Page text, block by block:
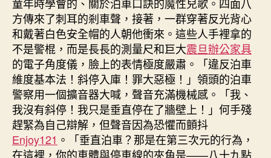
方傳來了刺耳的剎車聲，接著，一群穿著反光背心
和戴著白色安全帽的人朝他衝來。這些人手裡拿的
不是警棍，而是長長的測量尺和巨大震旦辦公家具
的電子角度儀，臉上的表情極度嚴肅。「違反泊車
維度基本法！斜停入庫！罪大惡極！」領頭的泊車
警察用一個擴音器大喊，聲音充滿機械感。「我、
我沒有斜停！我只是垂直停在了牆壁上！」何手殘
趕緊為自己辯解，但聲音因為恐懼而顫抖
Enjoy121 。「垂直泊車？那是在第三次元的行為，
在這裡，你的車體與停車線的夾角是——八十九點